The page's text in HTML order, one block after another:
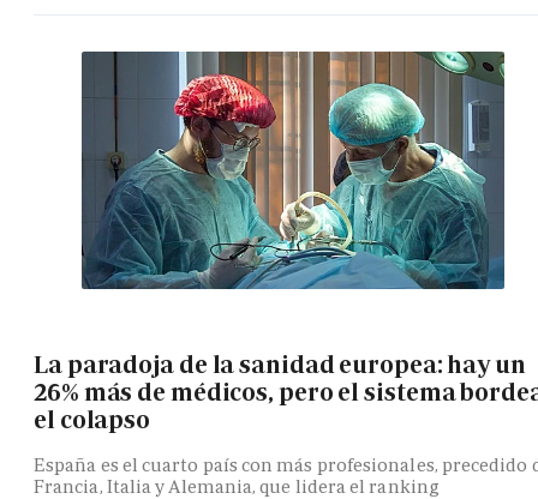
La paradoja de la sanidad europea: hay un
26% más de médicos, pero el sistema
el colapso
España es el cuarto país con más profesionales, precedido
Francia, Italia y Alemania, que lidera el ranking